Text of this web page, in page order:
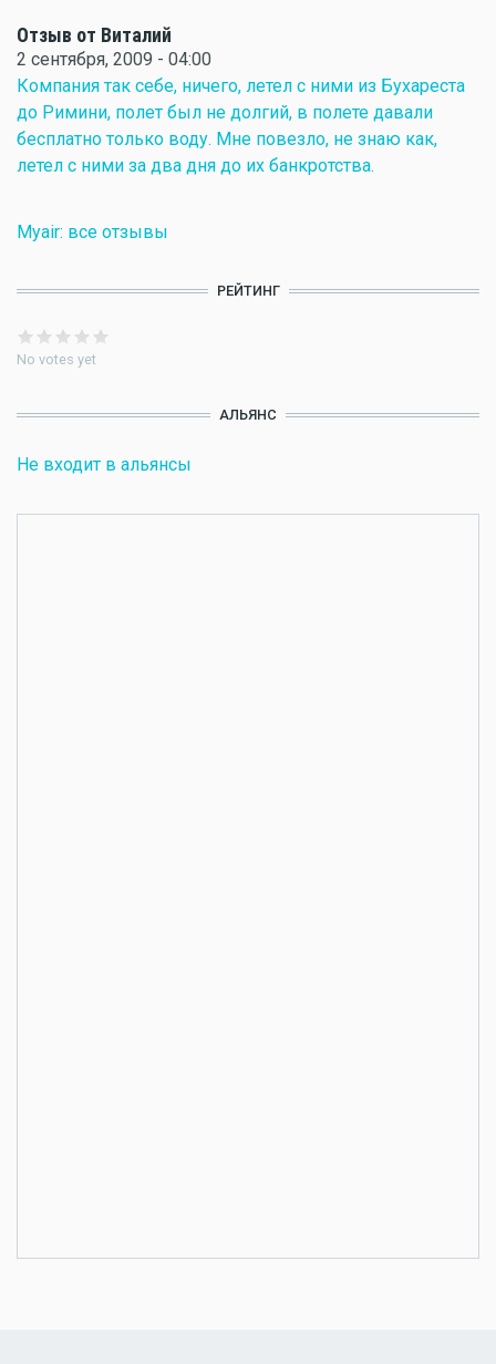
Отзыв от Виталий
2 сентября, 2009 - 04:00
Компания так себе, ничего, летел с ними из Бухареста
до Римини, полет был не долгий, в полете давали
бесплатно только воду. Мне повезло, не знаю как,
летел с ними за два дня до их банкротства.
Myair: все отзывы
РЕЙТИНГ
No votes yet
АЛЬЯНС
Не входит в альянсы